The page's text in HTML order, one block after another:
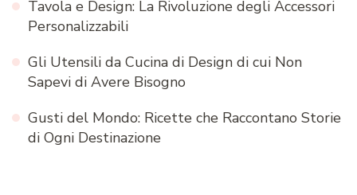
Tavola e Design: La Rivoluzione degli Accessori
Personalizzabili
Gli Utensili da Cucina di Design di cui Non
Sapevi di Avere Bisogno
Gusti del Mondo: Ricette che Raccontano Storie
di Ogni Destinazione